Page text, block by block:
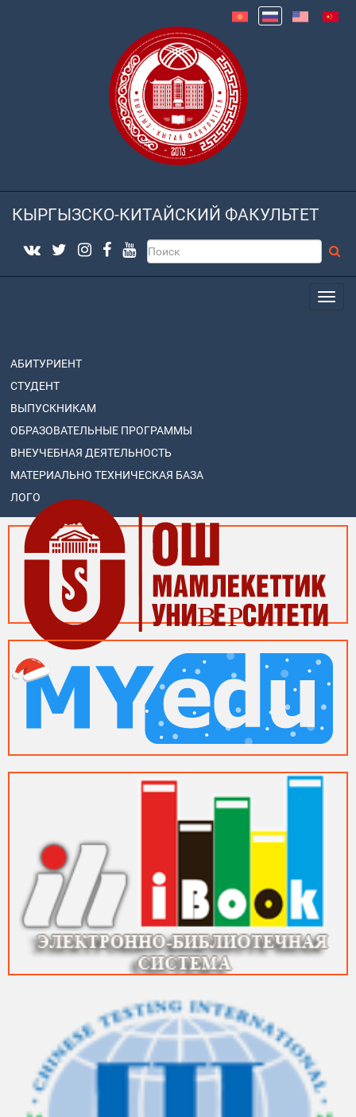
КЫРГЫЗСКО-КИТАЙСКИЙ ФАКУЛЬТЕТ
АБИТУРИЕНТ
СТУДЕНТ
ВЫПУСКНИКАМ
ОБРАЗОВАТЕЛЬНЫЕ ПРОГРАММЫ
ВНЕУЧЕБНАЯ ДЕЯТЕЛЬНОСТЬ
МАТЕРИАЛЬНО ТЕХНИЧЕСКАЯ БАЗА
ЛОГО